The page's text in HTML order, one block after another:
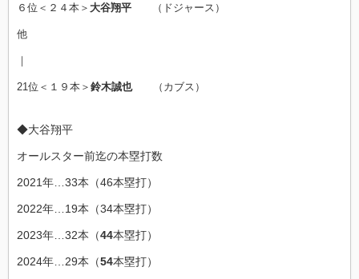
６位＜２４本＞ 大谷翔平 （ドジャース）
他
｜
21位＜１９ 本＞ 鈴木誠也（カブス）
◆大谷翔平
オールスター前迄の本塁打数
2021年…33本（46本塁打）
2022年…19本（34本塁打）
2023年…32本（44本塁打）
2024年…29本（54本塁打）